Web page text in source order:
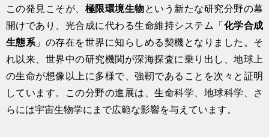
この発見こそが、 極限環境生物という新たな研究分野の幕
開けであり、光合成に代わる生命維持システム「化学合成
生態系 」の存在を世界に知らしめる契機となりました。そ
れ以来、世界中の研究機関が深海探査に乗り出し、地球上
の生命が想像以上に多様で、強靭であることを次々と証明
しています。この分野の進展は、生命科学、地球科学、さ
らには宇宙生物学にまで広範な影響を与えています。